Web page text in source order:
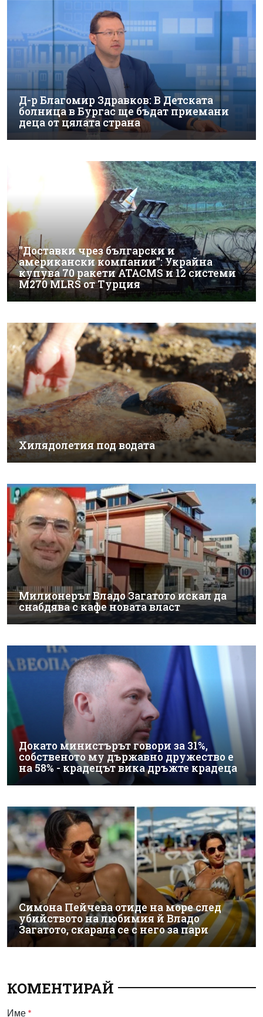
Д-р Благомир Здравков: В Детската
болница в Бургас ще бъдат приемани
деца от цялата страна
"Доставки чрез български и
американски компании": Украйна
купува 70 ракети ATACMS и 12 системи
M270 MLRS от Турция
Хилядолетия под водата
Милионерът Владо Загатото искал да
снабдява с кафе новата власт
Докато министърът говори за 31%,
собственото му държавно дружество е
на 58% - крадецът вика дръжте крадеца
Симона Пейчева отиде на море след
убийството на любимия й Владо
Загатото, скарала се с него за пари
КОМЕНТИРАЙ
Име *